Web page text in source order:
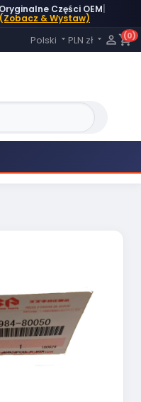
Części OEM
& Wystaw)
Język:
Polski  PLN zł   shopping_cart
(0)